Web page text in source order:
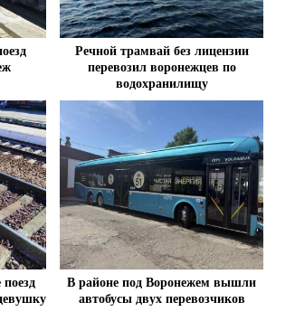
Речной трамвай без лицензии
перевозил воронежцев по
водохранилищу
В районе под Воронежем вышли
автобусы двух перевозчиков